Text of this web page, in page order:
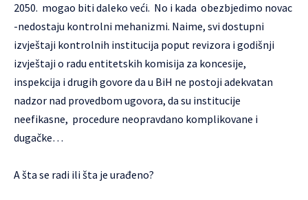
2050. mogao biti daleko veći. No i kada obezbjedimo novac
-nedostaju kontrolni mehanizmi. Naime, svi dostupni
izvještaji kontrolnih institucija poput revizora i godišnji
izvještaji o radu entitetskih komisija za koncesije,
inspekcija i drugih govore da u BiH ne postoji adekvatan
nadzor nad provedbom ugovora, da su institucije
neefikasne, procedure neopravdano komplikovane i
dugačke…
A šta se radi ili šta je urađeno?